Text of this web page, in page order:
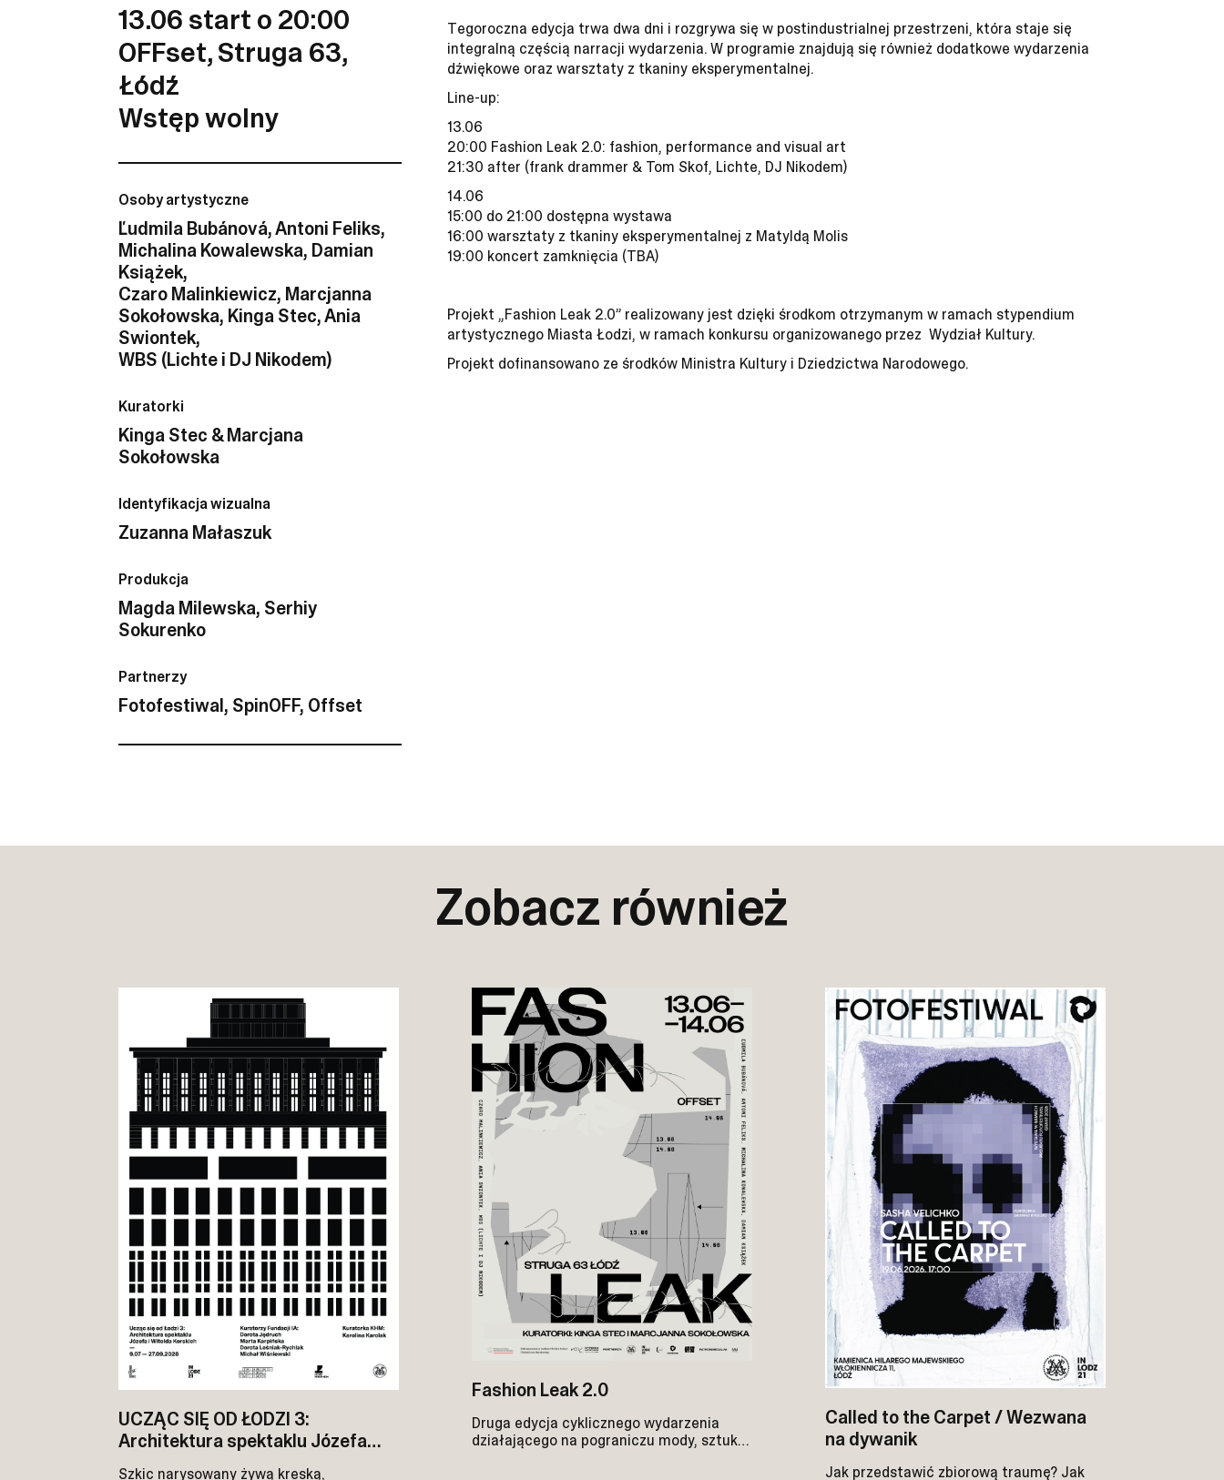
13.06 start o 20:00
OFFset, Struga 63,
Łódź
Wstęp wolny
Osoby artystyczne
Ľudmila Bubánová, Antoni Feliks,
Michalina Kowalewska, Damian
Książek,
Czaro Malinkiewicz, Marcjanna
Sokołowska, Kinga Stec, Ania
Swiontek,
WBS (Lichte i DJ Nikodem)
Kuratorki
Kinga Stec & Marcjana
Sokołowska
Identyfikacja wizualna
Zuzanna Małaszuk
Produkcja
Magda Milewska, Serhiy
Sokurenko
Partnerzy
Fotofestiwal, SpinOFF, Offset
Tegoroczna edycja trwa dwa dni i rozgrywa się w postindustrialnej przestrzeni, która staje się
integralną częścią narracji wydarzenia. W programie znajdują się również dodatkowe wydarzenia
dźwiękowe oraz warsztaty z tkaniny eksperymentalnej.
Line-up:
13.06
20:00 Fashion Leak 2.0: fashion, performance and visual art
21:30 after (frank drammer & Tom Skof, Lichte, DJ Nikodem)
14.06
15:00 do 21:00 dostępna wystawa
16:00 warsztaty z tkaniny eksperymentalnej z Matyldą Molis
19:00 koncert zamknięcia (TBA)
Projekt „Fashion Leak 2.0” realizowany jest dzięki środkom otrzymanym w ramach stypendium
artystycznego Miasta Łodzi, w ramach konkursu organizowanego przez Wydział Kultury.
Projekt dofinansowano ze środków Ministra Kultury i Dziedzictwa Narodowego.
Zobacz również
UCZĄC SIĘ OD ŁODZI 3:
Architektura spektaklu Józefa
i Witolda Korskich
Szkic narysowany żywą kreską,
Fashion Leak 2.0
Druga edycja cyklicznego wydarzenia
działającego na pograniczu mody, sztuki
Called to the Carpet / Wezwana
na dywanik
Jak przedstawić zbiorową traumę? Jak